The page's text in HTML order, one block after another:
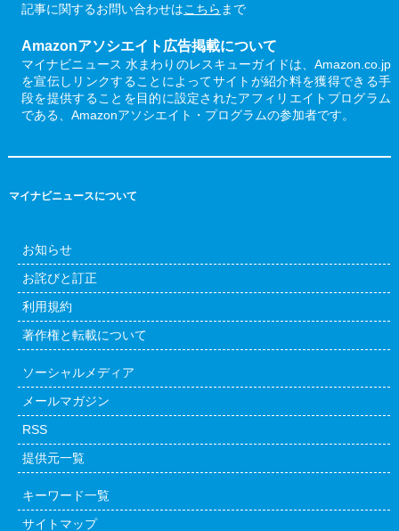
記事に関するお問い合わせはこちら まで
Amazonアソシエイト広告掲載について
マイナビニュース 水まわりのレスキューガイドは、Amazon.co.jp
を宣伝しリンクすることによってサイトが紹介料を獲得できる手
段を提供することを目的に設定されたアフィリエイトプログラム
である、Amazonアソシエイト・プログラムの参加者です。
マイナビニュースについて
お知らせ
お詫びと訂正
利用規約
著作権と転載について
ソーシャルメディア
メールマガジン
RSS
提供元一覧
キーワード一覧
サイトマップ